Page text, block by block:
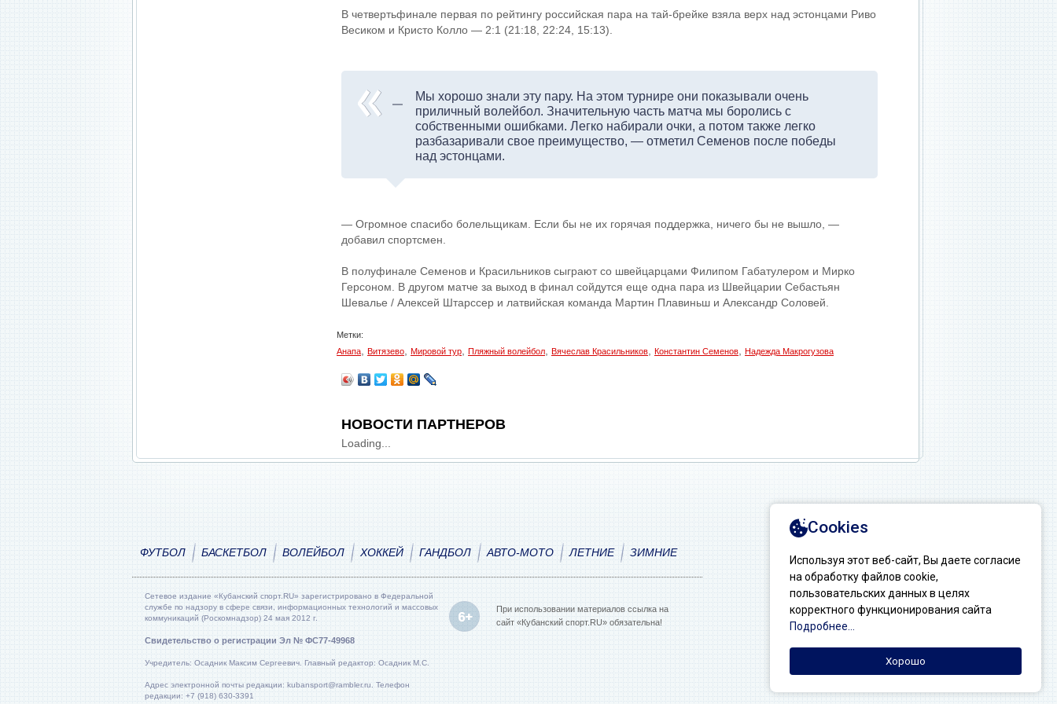
В четвертьфинале первая по рейтингу российская пара на тай-брейке взяла верх над эстонцами Риво
Весиком и Кристо Колло — 2:1 (21:18, 22:24, 15:13).
Мы хорошо знали эту пару. На этом турнире они показывали очень
приличный волейбол. Значительную часть матча мы боролись с
собственными ошибками. Легко набирали очки, а потом также легко
разбазаривали свое преимущество, — отметил Семенов после победы
над эстонцами.
— Огромное спасибо болельщикам. Если бы не их горячая поддержка, ничего бы не вышло, —
добавил спортсмен.
В полуфинале Семенов и Красильников сыграют со швейцарцами Филипом Габатулером и Мирко
Герсоном. В другом матче за выход в финал сойдутся еще одна пара из Швейцарии Себастьян
Шевалье / Алексей Штарссер и латвийская команда Мартин Плавиньш и Александр Соловей.
Метки:
Анапа
Витязево Мировой тур Пляжный волейбол Вячеслав Красильников Константин Семенов Надежда Макрогузова
НОВОСТИ ПАРТНЕРОВ
Loading...
ФУТБОЛ БАСКЕТБОЛ ВОЛЕЙБОЛ ХОККЕЙ ГАНДБОЛ АВТО-МОТО ЛЕТНИЕ ЗИМНИЕ
Сетевое издание «Кубанский спорт.RU» зарегистрировано в Федеральной
службе по надзору в сфере связи, информационных технологий и массовых
коммуникаций (Роскомнадзор) 24 мая 2012 г.
Свидетельство о регистрации Эл № ФС77-49968
Учредитель: Осадник Максим Сергеевич. Главный редактор: Осадник М.С.
Адрес электронной почты редакции: kubansport@rambler.ru. Телефон
редакции: +7 (918) 630-3391
При использовании материалов ссылка на
сайт «Кубанский спорт.RU» обязательна!